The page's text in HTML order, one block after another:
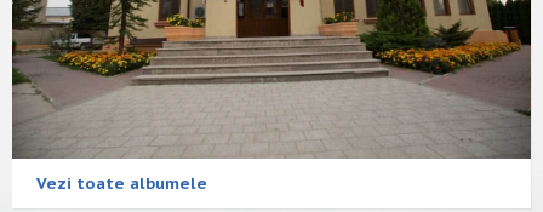
Vezi toate albumele